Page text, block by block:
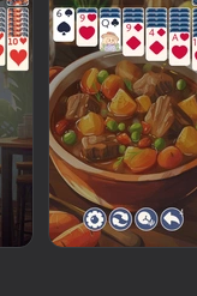
Görmek